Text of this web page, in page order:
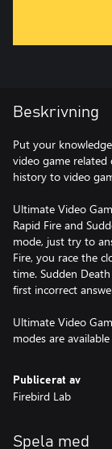
Beskrivning
Put your
video game
history to video
Ultimate Video
Rapid Fire and
mode, just try to
Fire, you race the
time. Sudden
first incorrect
Ultimate Video
modes are
Publicerat av
Firebird Lab
Spela med